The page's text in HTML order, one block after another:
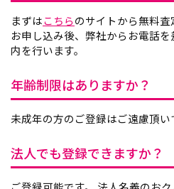
まずはこちらのサイトから無料査
お申し込み後、弊社からお電話
内を行います。
年齢制限はありますか？
未成年の方のご登録はご遠慮頂い
法人でも登録できますか？